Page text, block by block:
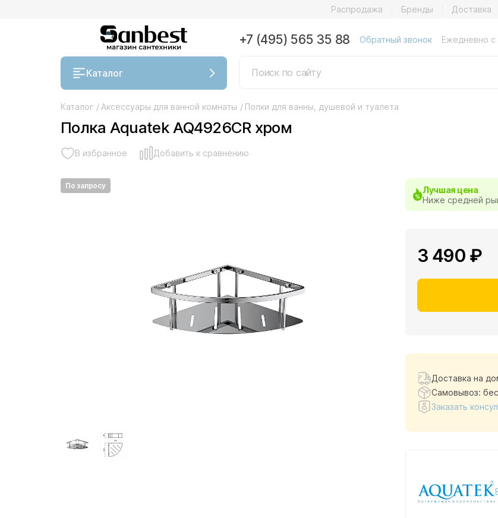
Распродажа Бренды Доставка
Каталог
+7 (495) 565 35 88 Обратный звонок Ежедневно
Каталог / Аксессуары для ванной комнаты / Полки для ванны, душевой и туалета
Полка Aquatek AQ4926CR хром
В избранное Добавить к сравнению
По запросу
Лучшая цена
Ниже средней
3 490 ₽
Доставка на
Самовывоз:
Заказать